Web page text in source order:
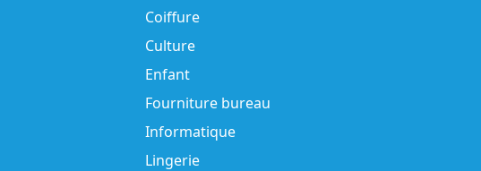
Coiffure
Culture
Enfant
Fourniture bureau
Informatique
Lingerie